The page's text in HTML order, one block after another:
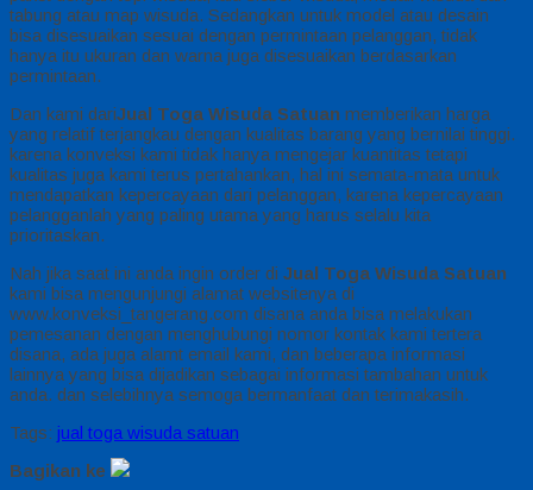
tabung atau map wisuda. Sedangkan untuk model atau desain
bisa disesuaikan sesuai dengan permintaan pelanggan, tidak
hanya itu ukuran dan warna juga disesuaikan berdasarkan
permintaan.
Dan kami dariJual Toga Wisuda Satuan memberikan harga
yang relatif terjangkau dengan kualitas barang yang bernilai tinggi.
karena konveksi kami tidak hanya mengejar kuantitas tetapi
kualitas juga kami terus pertahankan, hal ini semata-mata untuk
mendapatkan kepercayaan dari pelanggan, karena kepercayaan
pelangganlah yang paling utama yang harus selalu kita
prioritaskan.
Nah jika saat ini anda ingin order di Jual Toga Wisuda Satuan
kami bisa mengunjungi alamat websitenya di
www.konveksi_tangerang.com disana anda bisa melakukan
pemesanan dengan menghubungi nomor kontak kami tertera
disana, ada juga alamt email kami, dan beberapa informasi
lainnya yang bisa dijadikan sebagai informasi tambahan untuk
anda. dan selebihnya semoga bermanfaat dan terimakasih.
Tags: jual toga wisuda satuan
Bagikan ke